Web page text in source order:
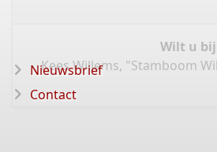
Wilt u
Kees Willems, "Stamboom
Nieuwsbrief
Contact